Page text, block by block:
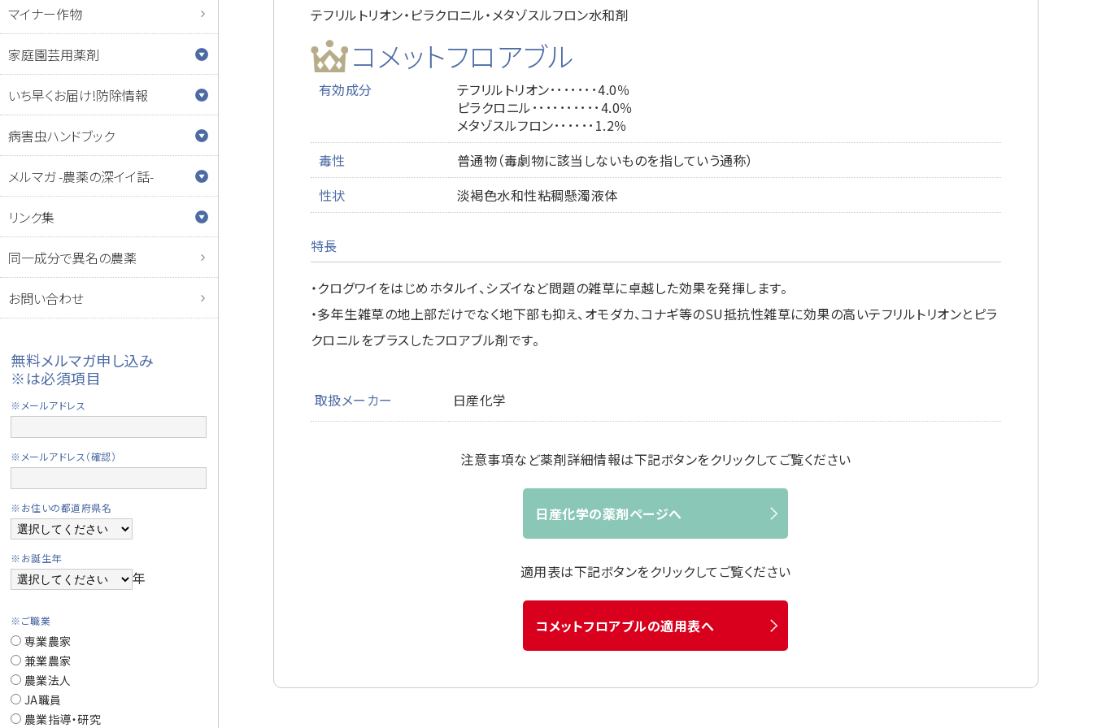
マイナー作物
家庭園芸用薬剤
いち早くお届け!防除情報
病害虫ハンドブック
メルマガ -農薬の深イイ話-
リンク集
同一成分で異名の農薬
お問い合わせ
無料メルマガ申し込み
※は必須項目
※メールアドレス
※メールアドレス（確認）
※お住いの都道府県名
※お誕生年
年
※ご職業
専業農家
兼業農家
農業法人
JA職員
農業指導・研究
テフリルトリオン・ピラクロニル・メタゾスルフロン水和剤
コメットフロアブル
有効成分
テフリルトリオン･･･････4.0％
ピラクロニル･･････････4.0％
メタゾスルフロン･･････1.2％
毒性
普通物（毒劇物に該当しないものを指していう通称）
性状
淡褐色水和性粘稠懸濁液体
特長
・クログワイをはじめホタルイ、シズイなど問題の雑草に卓越した効果を発揮します。
・多年生雑草の地上部だけでなく地下部も抑え、オモダカ、コナギ等のSU抵抗性雑草に効果の高いテフリルトリオンとピラ
クロニルをプラスしたフロアブル剤です。
取扱メーカー 日産化学
注意事項など薬剤詳細情報は下記ボタンをクリックしてご覧ください
日産化学の薬剤ページへ
適用表は下記ボタンをクリックしてご覧ください
コメットフロアブルの適用表へ